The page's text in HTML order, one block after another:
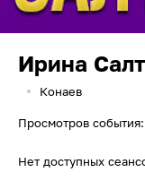
Ирина
Конаев
Просмотров
Нет доступных